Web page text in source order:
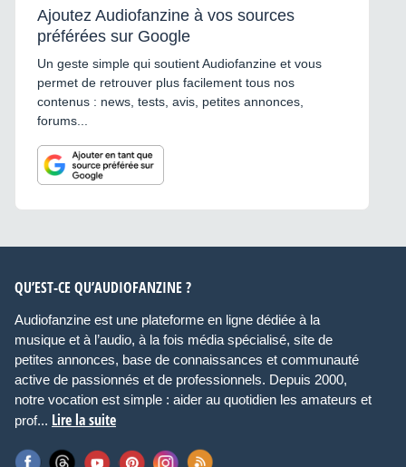
Ajoutez Audiofanzine à vos sources
préférées sur Google
Un geste simple qui soutient Audiofanzine et vous
permet de retrouver plus facilement tous nos
contenus : news, tests, avis, petites annonces,
forums...
QU’EST-CE QU’AUDIOFANZINE ?
Audiofanzine est une plateforme en ligne dédiée à la
musique et à l’audio, à la fois média spécialisé, site de
petites annonces, base de connaissances et communauté
active de passionnés et de professionnels. Depuis 2000,
notre vocation est simple : aider au quotidien les amateurs et
prof... Lire la suite